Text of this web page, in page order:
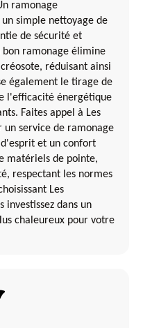
ramonage
simple nettoyage de
de sécurité et
ramonage élimine
réduisant ainsi
également le tirage de
l'efficacité énergétique
Faites appel à Les
un service de ramonage
et un confort
matériels de pointe,
respectant les normes
Les
investissez dans un
chaleureux pour votre